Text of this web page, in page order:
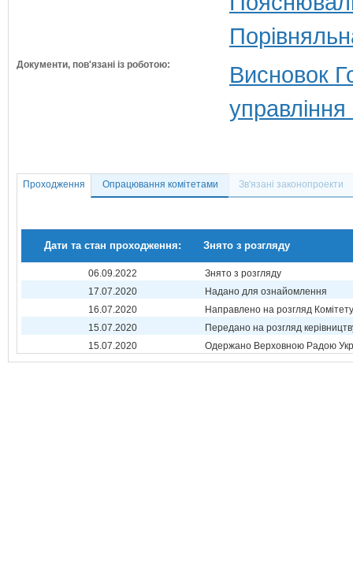
Документи, пов'язані із роботою:
Висновок
Проходження Опрацювання комітетами Зв'язані законопроекти
Дати та стан проходження: Знято з розгляду
06.09.2022
Знято з розгляду
17.07.2020
Надано для ознайомлення
16.07.2020
Направлено на розгляд Комітету
15.07.2020
Передано на розгляд
15.07.2020
Одержано Верховною Радою